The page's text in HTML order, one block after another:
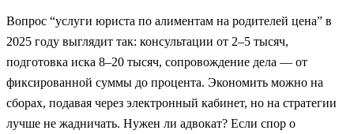
Вопрос “услуги юриста по алиментам на родителей цена” в
2025 году выглядит так: консультации от 2–5 тысяч,
подготовка иска 8–20 тысяч, сопровождение дела — от
фиксированной суммы до процента. Экономить можно на
сборах, подавая через электронный кабинет, но на стратегии
лучше не жадничать. Нужен ли адвокат? Если спор о